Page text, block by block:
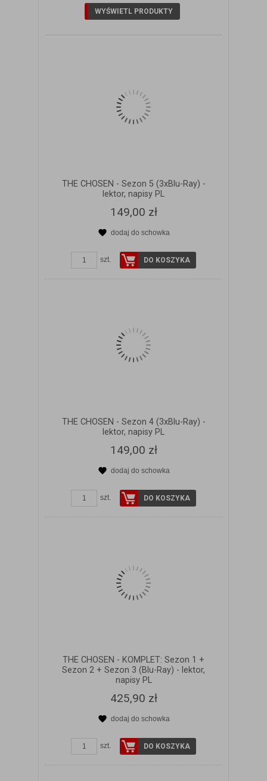
ZOBACZ SZCZEGÓŁY
THE CHOSEN - Sezon 5 (3xBlu-Ray) -
lektor, napisy PL
149,00 zł
dodaj do schowka
szt. DO KOSZYKA
THE CHOSEN - Sezon 4 (3xBlu-Ray) -
lektor, napisy PL
149,00 zł
dodaj do schowka
szt. DO KOSZYKA
THE CHOSEN - KOMPLET: Sezon 1 +
Sezon 2 + Sezon 3 (Blu-Ray) - lektor,
napisy PL
425,90 zł
dodaj do schowka
szt. DO KOSZYKA